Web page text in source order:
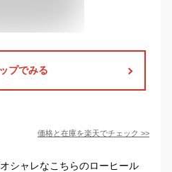
プでみる
価格と在庫を楽天でチェック >>
シャレなこちらのローヒール